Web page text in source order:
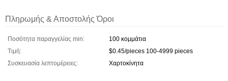
Πληρωμής & Αποστολής Όροι
Ποσότητα παραγγελίας min:
100 κομμάτια
Τιμή:
$0.45/pieces 100-4999 pieces
Συσκευασία λεπτομέρειες:
Χαρτοκίνητα